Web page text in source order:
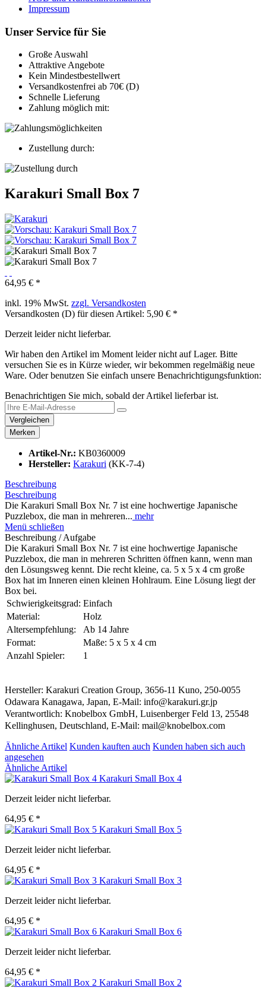
Impressum
Unser Service für Sie
Große Auswahl
Attraktive Angebote
Kein Mindestbestellwert
Versandkostenfrei ab 70€ (D)
Schnelle Lieferung
Zahlung möglich mit:
Zustellung durch:
Karakuri Small Box 7
64,95 € *
inkl. 19% MwSt. zzgl. Versandkosten
Versandkosten (D) für diesen Artikel: 5,90 € *
Derzeit leider nicht lieferbar.
Wir haben den Artikel im Moment leider nicht auf Lager. Bitte
versuchen Sie es in Kürze wieder, wir bekommen regelmäßig neue
Ware. Oder benutzen Sie einfach unsere Benachrichtigungsfunktion:
Benachrichtigen Sie mich, sobald der Artikel lieferbar ist.
Vergleichen
Merken
Artikel-Nr.: KB0360009
Hersteller: Karakuri (KK-7-4)
Beschreibung
Beschreibung
Die Karakuri Small Box Nr. 7 ist eine hochwertige Japanische
Puzzlebox, die man in mehreren... mehr
Menü schließen
Beschreibung / Aufgabe
Die Karakuri Small Box Nr. 7 ist eine hochwertige Japanische
Puzzlebox, die man in mehreren Schritten öffnen kann, wenn man
den Lösungsweg kennt. Die recht kleine, ca. 5 x 5 x 4 cm große
Box hat im Inneren einen kleinen Hohlraum. Eine Lösung liegt der
Box bei.
Schwierigkeitsgrad: Einfach
Material:
Holz
Altersempfehlung:
Ab 14 Jahre
Format:
Maße: 5 x 5 x 4 cm
Anzahl Spieler:
1
Hersteller: Karakuri Creation Group, 3656-11 Kuno, 250-0055
Odawara Kanagawa, Japan, E-Mail: info@karakuri.gr.jp
Verantwortlich: Knobelbox GmbH, Luisenberger Feld 13, 25548
Kellinghusen, Deutschland, E-Mail: mail@knobelbox.com
Ähnliche Artikel Kunden kauften auch Kunden haben sich auch
angesehen
Ähnliche Artikel
Karakuri Small Box 4
Derzeit leider nicht lieferbar.
64,95 € *
Karakuri Small Box 5
Derzeit leider nicht lieferbar.
64,95 € *
Karakuri Small Box 3
Derzeit leider nicht lieferbar.
64,95 € *
Karakuri Small Box 6
Derzeit leider nicht lieferbar.
64,95 € *
Karakuri Small Box 2